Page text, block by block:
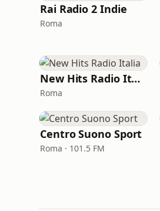
Rai Radio 2 Indie
Roma
New Hits Radio Italia
Roma
Centro Suono Sport
Roma · 101.5 FM